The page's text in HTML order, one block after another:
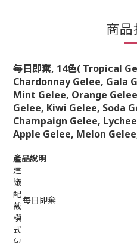
商
每日即棄, 14色( Tropical
Chardonnay Gelee, Gala
Mint Gelee, Orange
Gelee, Kiwi Gelee, Soda
Champaign Gelee,
Apple Gelee, Melon
產品說明
建
議
配
戴
模
式
每日即棄